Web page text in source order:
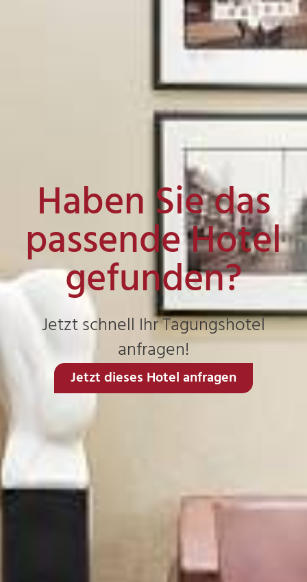
Haben Sie das
passende Hotel
gefunden?
Jetzt schnell Ihr Tagungshotel
anfragen!
Jetzt dieses Hotel anfragen